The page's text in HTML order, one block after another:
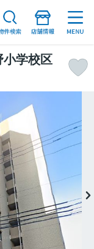
学校区